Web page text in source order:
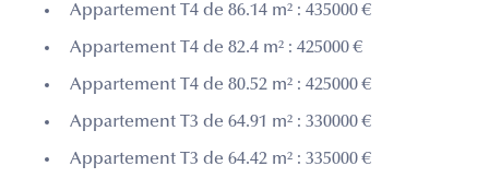
Appartement T4 de 86.14 m² : 435000 €
Appartement T4 de 82.4 m² : 425000 €
Appartement T4 de 80.52 m² : 425000 €
Appartement T3 de 64.91 m² : 330000 €
Appartement T3 de 64.42 m² : 335000 €